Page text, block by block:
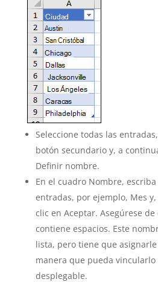
Seleccione todas las
botón secundario y, a
Definir nombre.
En el cuadro Nombre,
entradas, por ejemplo, Mes
clic en Aceptar. Asegúrese
contiene espacios. Este
lista, pero tiene que
manera que pueda vincularlo
desplegable.